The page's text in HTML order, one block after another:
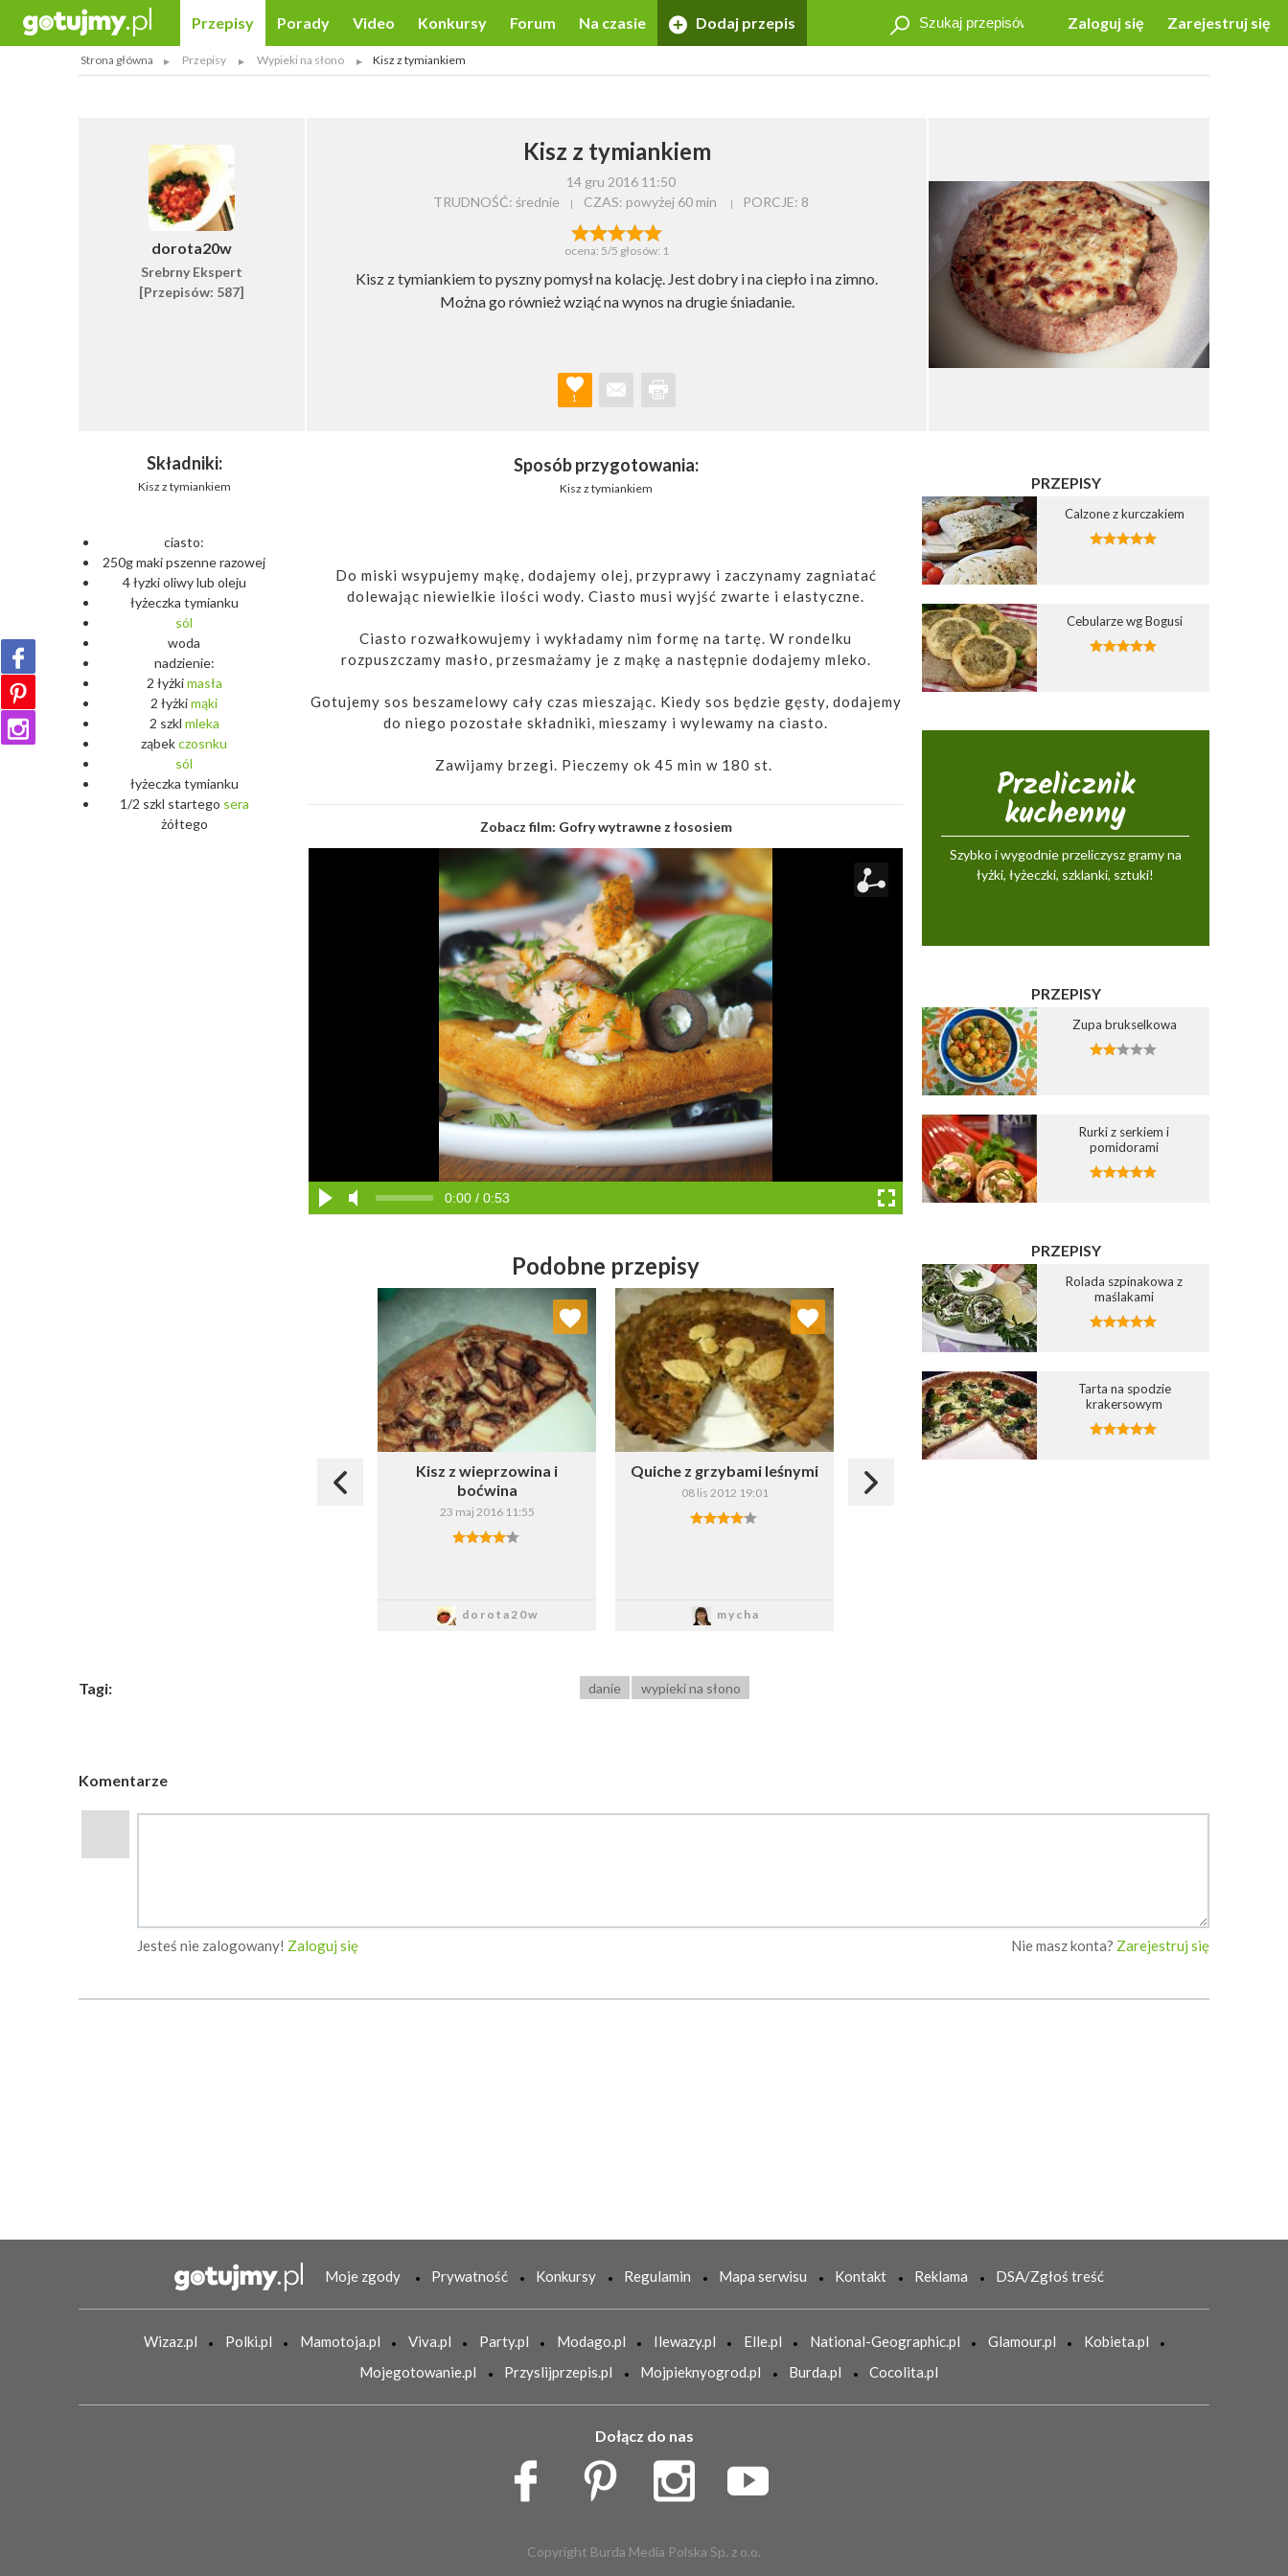
Zaloguj się Zarejestruj się
Przepisy Porady Video Konkursy Forum Na czasie Dodaj przepis
Strona główna Przepisy Wypieki na słono Kisz z tymiankiem
dorota20w
Srebrny Ekspert
[Przepisów: 587]
Kisz z tymiankiem
14 gru 2016 11:50
TRUDNOŚĆ: średnie
CZAS: powyżej 60 min PORCJE: 8
ocena: 5/5 głosów: 1
Kisz z tymiankiem to pyszny pomysł na kolację. Jest dobry i na ciepło i na zimno.
Można go również wziąć na wynos na drugie śniadanie.
1
Składniki:
Kisz z tymiankiem
ciasto:
250g maki pszenne razowej
4 łyzki oliwy lub oleju
łyżeczka tymianku
sól
woda
nadzienie:
2 łyżkimasła
2 łyżkimąki
2 szkl mleka
ząbekczosnku
sól
łyżeczka tymianku
1/2 szkl startego sera
żółtego
Sposób przygotowania:
Kisz z tymiankiem
Do miski wsypujemy mąkę, dodajemy olej, przyprawy i zaczynamy zagniatać
dolewając niewielkie ilości wody. Ciasto musi wyjść zwarte i elastyczne.
Ciasto rozwałkowujemy i wykładamy nim formę na tartę. W rondelku
rozpuszczamy masło, przesmażamy je z mąkę a następnie dodajemy mleko.
Gotujemy sos beszamelowy cały czas mieszając. Kiedy sos będzie gęsty, dodajemy
do niego pozostałe składniki, mieszamy i wylewamy na ciasto.
Zawijamy brzegi. Pieczemy ok 45 min w 180 st.
Zobacz film: Gofry wytrawne z łososiem
0:00 / 0:53
Podobne przepisy
Kisz z wieprzowina i
boćwina
23 maj 2016 11:55
dorota20w
Dodaj do ulubionych
Wybierz listę:
Quiche z grzybami leśnymi
08 lis 2012 19:01
mycha
Dodaj do ulubionych
Wybierz listę:
Zapisz
4
Dodaj do ulubionych
Wybierz listę:
Dodaj do ulubionych
PRZEPISY
Calzone z kurczakiem
Cebularze wg Bogusi
Przelicznik
kuchenny
Szybko i wygodnie przeliczysz gramy na
łyżki, łyżeczki, szklanki, sztuki!
PRZEPISY
Zupa brukselkowa
Rurki z serkiem i
pomidorami
PRZEPISY
Rolada szpinakowa z
maślakami
Tarta na spodzie
krakersowym
Tagi: danie wypieki na słono
Komentarze
Jesteś nie zalogowany! Zaloguj się Nie masz konta? Zarejestruj się
Moje zgody Prywatność Konkursy Regulamin Mapa serwisu Kontakt Reklama DSA/Zgłoś treść
Wizaz.pl Polki.pl Mamotoja.pl Viva.pl Party.pl Modago.pl Ilewazy.pl Elle.pl National-Geographic.pl Glamour.pl
Kobieta.pl
Mojegotowanie.pl
Przyslijprzepis.pl Mojpieknyogrod.pl Burda.pl Cocolita.pl
Dołącz do nas
Copyright Burda Media Polska Sp. z o.o.